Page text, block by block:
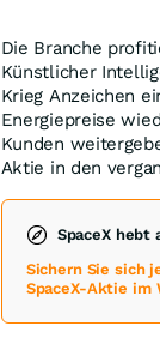
Die Branche
Künstlicher
Krieg Anzeichen
Energiepreise
Kunden
Aktie in den
SpaceX hebt
Sichern Sie sich
SpaceX-Aktie im